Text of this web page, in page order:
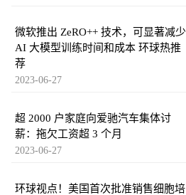
微软推出 ZeRO++ 技术，可显著减少
AI 大模型训练时间和成本 环球热推
荐
2023-06-27
超 2000 户家庭向爱驰汽车集体讨
薪：拖欠工资超 3 个月
2023-06-27
环球视点！美国首次批准销售细胞培